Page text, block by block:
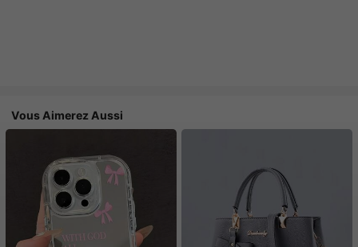
Vous Aimerez Aussi